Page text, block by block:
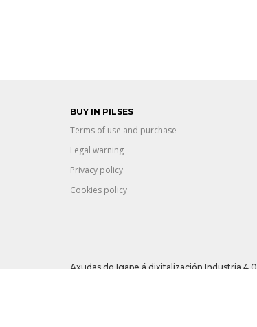
BUY IN PILSES
Terms of use and purchase
Legal warning
Privacy policy
Cookies policy
Axudas do Igape á dixitalización Industria 4.0